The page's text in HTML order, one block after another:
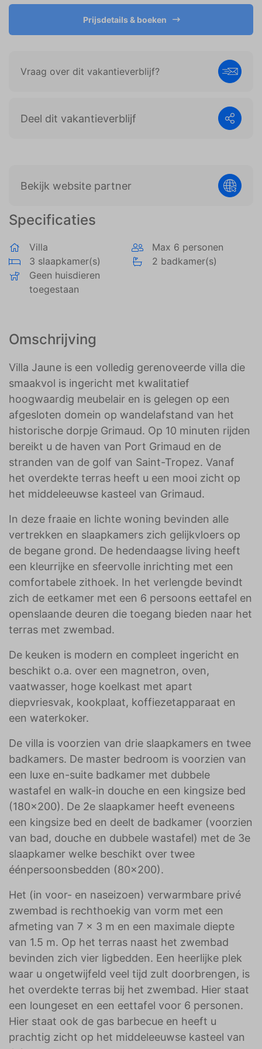
Specificaties
Villa
Max 6 personen
3 slaapkamer(s)
2 badkamer(s)
Geen huisdieren
toegestaan
Omschrijving
Villa Jaune is een volledig gerenoveerde villa die
smaakvol is ingericht met kwalitatief
hoogwaardig meubelair en is gelegen op een
afgesloten domein op wandelafstand van het
historische dorpje Grimaud. Op 10 minuten rijden
bereikt u de haven van Port Grimaud en de
stranden van de golf van Saint-Tropez. Vanaf
het overdekte terras heeft u een mooi zicht op
het middeleeuwse kasteel van Grimaud.
In deze fraaie en lichte woning bevinden alle
vertrekken en slaapkamers zich gelijkvloers op
de begane grond. De hedendaagse living heeft
een kleurrijke en sfeervolle inrichting met een
comfortabele zithoek. In het verlengde bevindt
zich de eetkamer met een 6 persoons eettafel en
openslaande deuren die toegang bieden naar het
terras met zwembad.
De keuken is modern en compleet ingericht en
beschikt o.a. over een magnetron, oven,
vaatwasser, hoge koelkast met apart
diepvriesvak, kookplaat, koffiezetapparaat en
een waterkoker.
De villa is voorzien van drie slaapkamers en twee
badkamers. De master bedroom is voorzien van
een luxe en-suite badkamer met dubbele
wastafel en walk-in douche en een kingsize bed
(180x200). De 2e slaapkamer heeft eveneens
een kingsize bed en deelt de badkamer (voorzien
van bad, douche en dubbele wastafel) met de 3e
slaapkamer welke beschikt over twee
éénpersoonsbedden (80x200).
Het (in voor- en naseizoen) verwarmbare privé
zwembad is rechthoekig van vorm met een
afmeting van 7 x 3 m en een maximale diepte
van 1.5 m. Op het terras naast het zwembad
bevinden zich vier ligbedden. Een heerlijke plek
waar u ongetwijfeld veel tijd zult doorbrengen, is
het overdekte terras bij het zwembad. Hier staat
een loungeset en een eettafel voor 6 personen.
Hier staat ook de gas barbecue en heeft u
prachtig zicht op het middeleeuwse kasteel van
Prijsdetails & boeken
Vraag over dit vakantieverblijf?
Deel dit vakantieverblijf
Bekijk website partner
weergeven die zijn afgestemd op en relevant zijn
voor de individuele gebruiker. Deze advertenties